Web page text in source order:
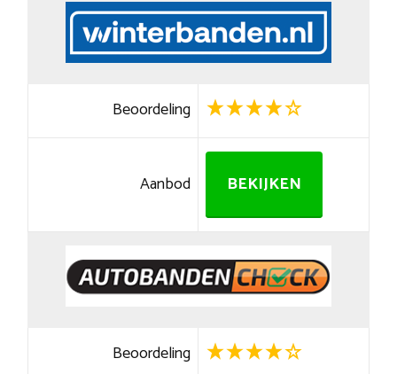
Beoordeling
Aanbod BEKIJKEN
Beoordeling